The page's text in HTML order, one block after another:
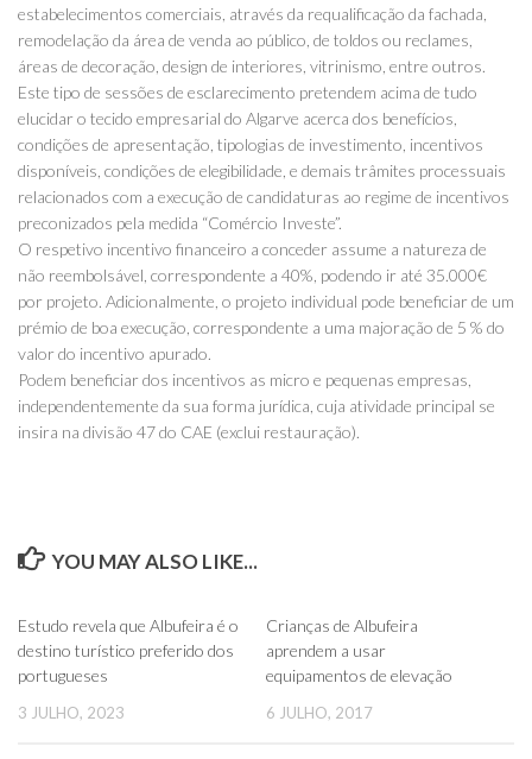
estabelecimentos comerciais, através da requalificação da fachada,
remodelação da área de venda ao público, de toldos ou reclames,
áreas de decoração, design de interiores, vitrinismo, entre outros.
Este tipo de sessões de esclarecimento pretendem acima de tudo
elucidar o tecido empresarial do Algarve acerca dos benefícios,
condições de apresentação, tipologias de investimento, incentivos
disponíveis, condições de elegibilidade, e demais trâmites processuais
relacionados com a execução de candidaturas ao regime de incentivos
preconizados pela medida “Comércio Investe”.
O respetivo incentivo financeiro a conceder assume a natureza de
não reembolsável, correspondente a 40%, podendo ir até 35.000€
por projeto. Adicionalmente, o projeto individual pode beneficiar de um
prémio de boa execução, correspondente a uma majoração de 5 % do
valor do incentivo apurado.
Podem beneficiar dos incentivos as micro e pequenas empresas,
independentemente da sua forma jurídica, cuja atividade principal se
insira na divisão 47 do CAE (exclui restauração).
YOU MAY ALSO LIKE...
Estudo revela que Albufeira é o
destino turístico preferido dos
portugueses
3 JULHO, 2023
Crianças de Albufeira
aprendem a usar
equipamentos de elevação
6 JULHO, 2017